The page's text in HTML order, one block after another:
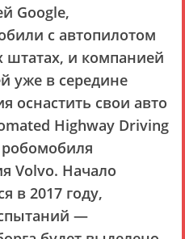
Google,
с автопилотом
штатах, и компанией
уже в середине
оснастить свои авто
Highway Driving
робомобиля
Volvo. Начало
в 2017 году,
—